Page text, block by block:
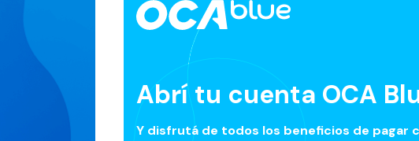
Abrí tu cuenta OCA
Y disfrutá de todos los beneficios de pagar